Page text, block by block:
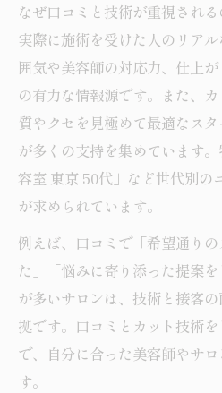
女性目線で選ぶ美容師
女性が安心できる美
美容師の丁寧なカウ
女性スタッフ中心
美容師選びで重視
女性目線で満足でき
カットが上手な美容師探
中野でカットが上手
美容師の技術力と評
上手な美容師は骨
美容師口コミが信頼
なぜ口コミと技術が重視され
実際に施術を受けた人のリア
囲気や美容師の対応力、仕上
の有力な情報源です。また、
質やクセを見極めて最適なス
が多くの支持を集めています
容室 東京 50代」など世代別の
が求められています。
例えば、口コミで「希望通り
た」「悩みに寄り添った提案
が多いサロンは、技術と接客
拠です。口コミとカット技術
で、自分に合った美容師やサ
す。